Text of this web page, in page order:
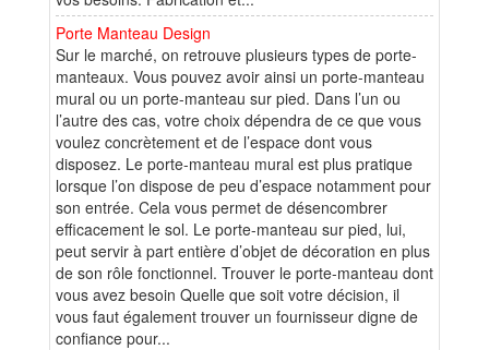
Porte Manteau Design
Sur le marché, on retrouve plusieurs types de porte-
manteaux. Vous pouvez avoir ainsi un porte-manteau
mural ou un porte-manteau sur pied. Dans l’un ou
l’autre des cas, votre choix dépendra de ce que vous
voulez concrètement et de l’espace dont vous
disposez. Le porte-manteau mural est plus pratique
lorsque l’on dispose de peu d’espace notamment pour
son entrée. Cela vous permet de désencombrer
efficacement le sol. Le porte-manteau sur pied, lui,
peut servir à part entière d’objet de décoration en plus
de son rôle fonctionnel. Trouver le porte-manteau dont
vous avez besoin Quelle que soit votre décision, il
vous faut également trouver un fournisseur digne de
confiance pour...